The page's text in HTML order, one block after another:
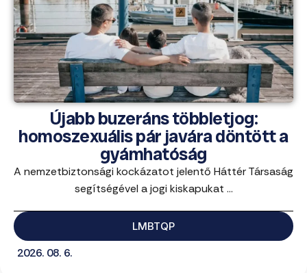
Újabb buzeráns többletjog:
homoszexuális pár javára döntött a
gyámhatóság
A nemzetbiztonsági kockázatot jelentő Háttér Társaság
segítségével a jogi kiskapukat ...
LMBTQP
2026. 08. 6.